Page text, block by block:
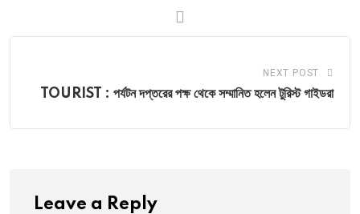
NEXT POST
TOURIST : পর্যটন দপ্তরের পক্ষ থেকে সম্মানিত হলেন টুরিস্ট গাইডরা
Leave a Reply